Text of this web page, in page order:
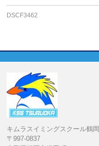
DSCF3462
キムラスイミングスクール鶴岡
〒997-0837